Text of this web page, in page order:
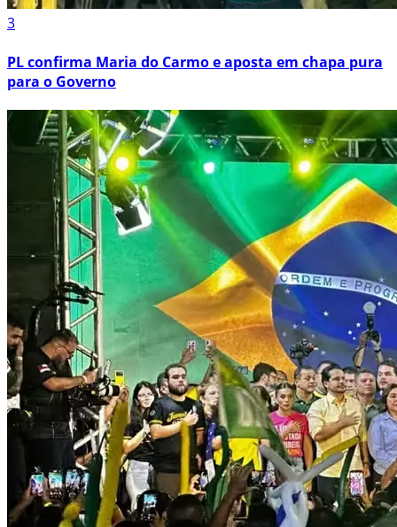
3
PL confirma Maria do Carmo e aposta em chapa pura
para o Governo